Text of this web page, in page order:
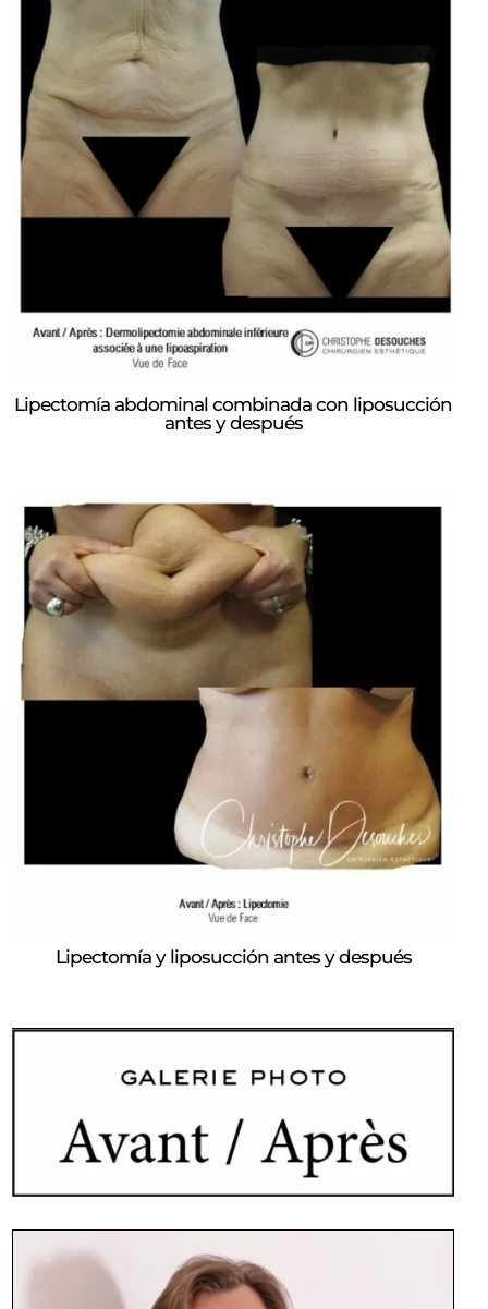
Lipectomía abdominal combinada con liposucción
antes y después
Lipectomía y liposucción antes y después